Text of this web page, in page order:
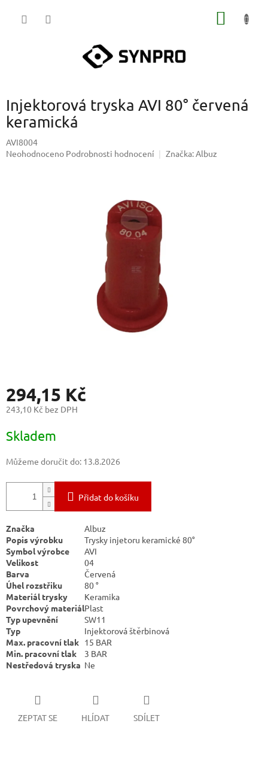
Injektorová tryska AVI 80° červená
keramická
AVI8004
Průměrné
Neohodnoceno Podrobnosti hodnocení Značka:Albuz
294,15 Kč
243,10 Kč bez DPH
cena:
Skladem
Můžeme doručit do: 13.8.2026
Přidat do košíku
Značka
Albuz
Popis výrobku
Trysky injetoru keramické 80°
Symbol výrobce
AVI
Velikost
04
Barva
Červená
Úhel rozstřiku
80°
Materiál trysky
Keramika
Povrchový materiálPlast
Typ upevnění
SW11
Typ
Injektorová štěrbinová
Max. pracovní tlak 15 BAR
Min. pracovní tlak
3 BAR
Nestředová tryska Ne
ZEPTAT SE HLÍDAT SDÍLET